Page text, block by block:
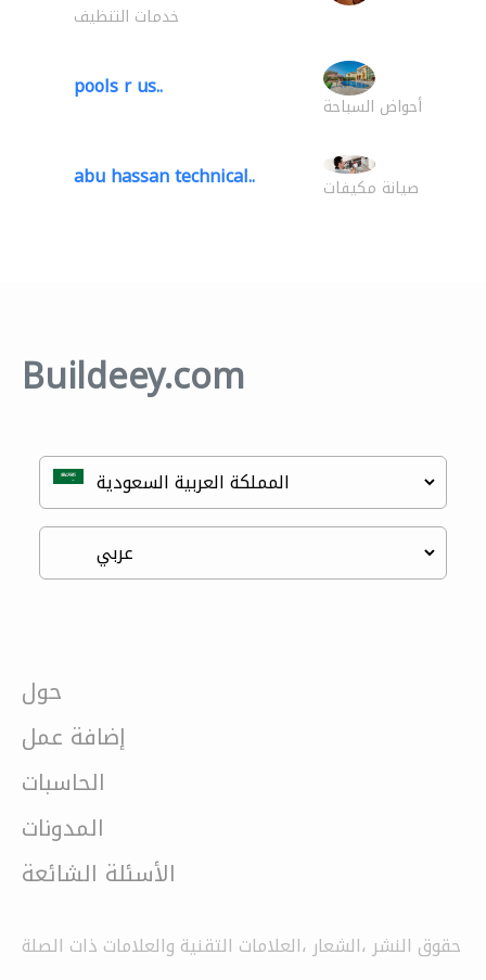
خدمات التنظيف
pools r us..
أحواض السباحة
abu hassan technical.. صيانة مكيفات
Buildeey.com
حول
إضافة عمل
الحاسبات
المدونات
الأسئلة الشائعة
حقوق النشر ،الشعار ،العلامات التقنية والعلامات ذات الصلة